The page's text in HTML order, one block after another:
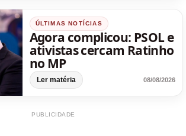
ÚLTIMAS NOTÍCIAS
Agora complicou: PSOL e
ativistas cercam Ratinho
no MP
Ler matéria 08/08/2026
PUBLICIDADE